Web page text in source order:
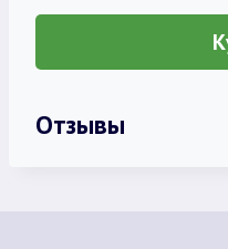
Отзывы